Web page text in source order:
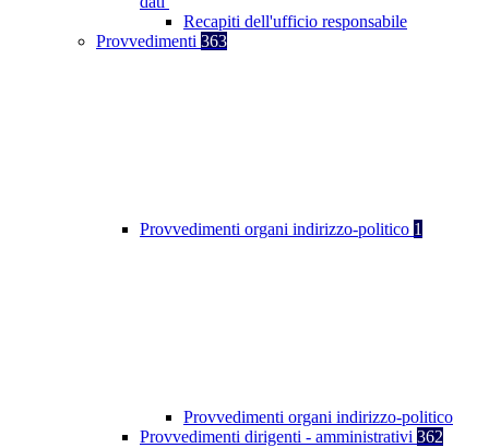
Recapiti dell'ufficio responsabile
Provvedimenti 363
Provvedimenti organi indirizzo-politico 1
Provvedimenti organi indirizzo-politico
Provvedimenti dirigenti - amministrativi 362